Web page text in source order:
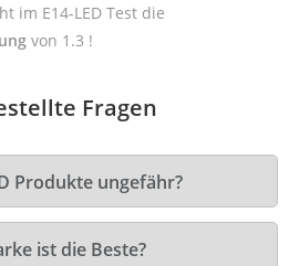
im E14-LED Test die
von 1.3 !
Fragen
Produkte ungefähr?
ist die Beste?